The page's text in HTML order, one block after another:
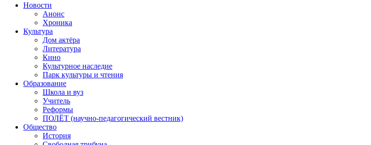
Новости
Анонс
Хроника
Культура
Дом актёра
Литература
Кино
Культурное наследие
Парк культуры и чтения
Образование
Школа и вуз
Учитель
Реформы
ПОЛЁТ (научно-педагогический вестник)
Общество
История